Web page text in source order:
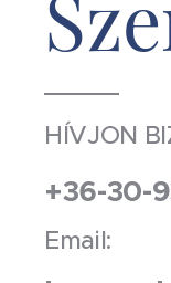
HÍVJON
+36-30-
Email: